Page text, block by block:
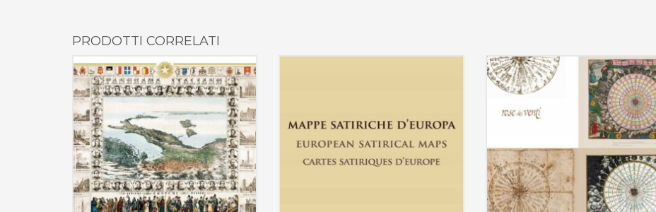
PRODOTTI CORRELATI